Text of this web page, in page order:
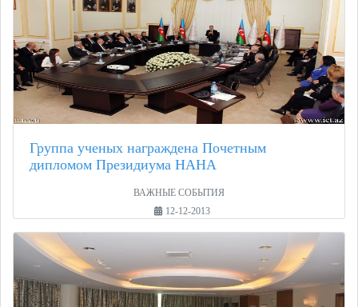
Группа ученых награждена Почетным
дипломом Президиума НАНА
ВАЖНЫЕ СОБЫТИЯ
12-12-2013